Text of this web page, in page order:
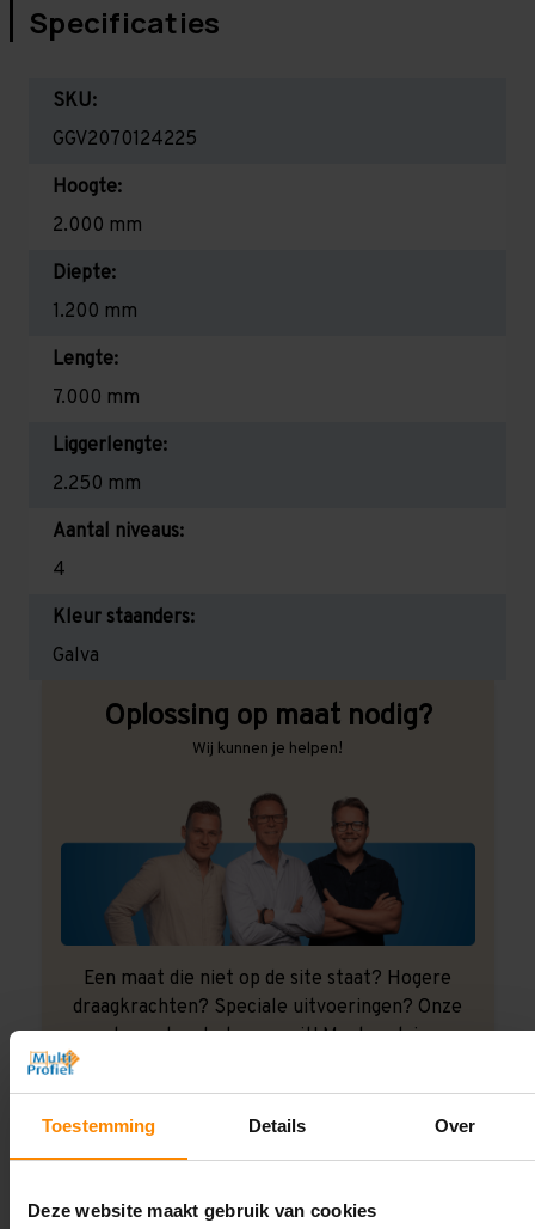
Toestemming Details Over
Deze website maakt gebruik van cookies
Specificaties
SKU:
GGV2070124225
Hoogte:
2.000 mm
Diepte:
1.200 mm
Lengte:
7.000 mm
Liggerlengte:
2.250 mm
Aantal niveaus:
4
Kleur staanders:
Galva
Oplossing op maat nodig?
Wij kunnen je helpen!
Een maat die niet op de site staat? Hogere
draagkrachten? Speciale uitvoeringen? Onze
experts werken het graag uit! Maatwerk is onze
Contact met specialist